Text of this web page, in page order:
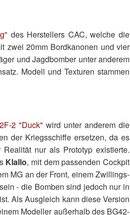
des Herstellers CAC, welche die
zwei 20mm Bordkanonen und vier
und Jagdbomber unter anderem
Modell und Texturen stammen
2 "Duck" wird unter anderem die
der Kriegsschiffe ersetzen, da es
nur als Prototyp existierte.
Klallo, mit dem passenden Cockpit
MG an der Front, einem Zwillings-
- die Bomben sind jedoch nur in
Als Ausgleich kann diese Version
Modeller außerhalb des BG42-